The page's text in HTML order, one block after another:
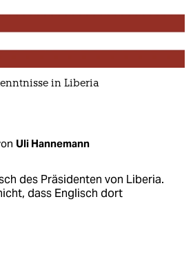
in Liberia
Uli Hannemann
des Präsidenten von Liberia.
dass Englisch dort